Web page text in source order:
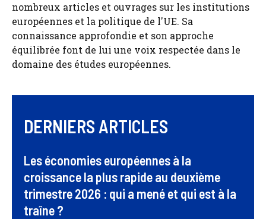
nombreux articles et ouvrages sur les institutions
européennes et la politique de l'UE. Sa
connaissance approfondie et son approche
équilibrée font de lui une voix respectée dans le
domaine des études européennes.
DERNIERS ARTICLES
Les économies européennes à la
croissance la plus rapide au deuxième
trimestre 2026 : qui a mené et qui est à la
traîne ?